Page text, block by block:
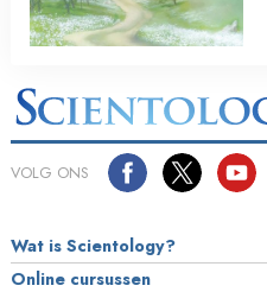
VOLG ONS
Wat is Scientology?
Online cursussen